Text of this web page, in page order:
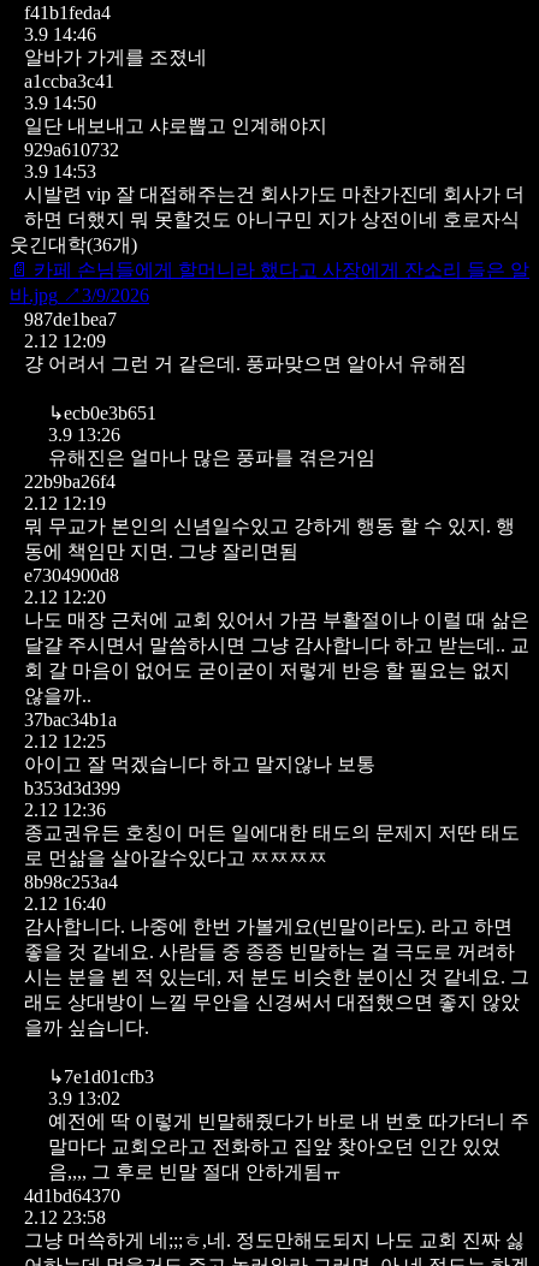
f41b1feda4
3.9 14:46
알바가 가게를 조졌네
a1ccba3c41
3.9 14:50
일단 내보내고 샤로뽑고 인계해야지
929a610732
3.9 14:53
시발련 vip 잘 대접해주는건 회사가도 마찬가진데 회사가 더
하면 더했지 뭐 못할것도 아니구민 지가 상전이네 호로자식
웃긴대학(36개)
📄 카페 손님들에게 할머니라 했다고 사장에게 잔소리 들은 알
바.jpg ↗3/9/2026
987de1bea7
2.12 12:09
걍 어려서 그런 거 같은데. 풍파맞으면 알아서 유해짐
↳ecb0e3b651
3.9 13:26
유해진은 얼마나 많은 풍파를 겪은거임
22b9ba26f4
2.12 12:19
뭐 무교가 본인의 신념일수있고 강하게 행동 할 수 있지. 행
동에 책임만 지면. 그냥 잘리면됨
e7304900d8
2.12 12:20
나도 매장 근처에 교회 있어서 가끔 부활절이나 이럴 때 삶은
달걀 주시면서 말씀하시면 그냥 감사합니다 하고 받는데.. 교
회 갈 마음이 없어도 굳이굳이 저렇게 반응 할 필요는 없지
않을까..
37bac34b1a
2.12 12:25
아이고 잘 먹겠습니다 하고 말지않나 보통
b353d3d399
2.12 12:36
종교권유든 호칭이 머든 일에대한 태도의 문제지 저딴 태도
로 먼삶을 살아갈수있다고 ㅉㅉㅉㅉ
8b98c253a4
2.12 16:40
감사합니다. 나중에 한번 가볼게요(빈말이라도). 라고 하면
좋을 것 같네요. 사람들 중 종종 빈말하는 걸 극도로 꺼려하
시는 분을 뵌 적 있는데, 저 분도 비슷한 분이신 것 같네요. 그
래도 상대방이 느낄 무안을 신경써서 대접했으면 좋지 않았
을까 싶습니다.
↳7e1d01cfb3
3.9 13:02
예전에 딱 이렇게 빈말해줬다가 바로 내 번호 따가더니 주
말마다 교회오라고 전화하고 집앞 찾아오던 인간 있었
음,,,, 그 후로 빈말 절대 안하게됨ㅠ
4d1bd64370
2.12 23:58
그냥 머쓱하게 네;;;ㅎ,네. 정도만해도되지 나도 교회 진짜 싫